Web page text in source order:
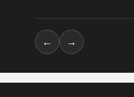
→
←